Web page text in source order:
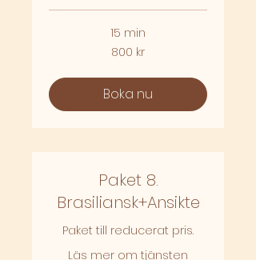
15 min
800 kr
Boka nu
Paket 8.
Brasiliansk+Ansikte
Paket till reducerat pris.
Läs mer om tjänsten